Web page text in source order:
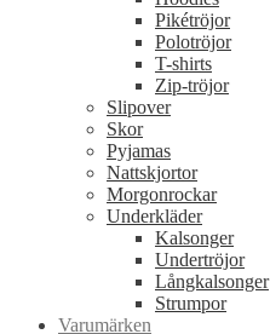
Pikétröjor
Polotröjor
T-shirts
Zip-tröjor
Slipover
Skor
Pyjamas
Nattskjortor
Morgonrockar
Underkläder
Kalsonger
Undertröjor
Långkalsonger
Strumpor
Varumärken